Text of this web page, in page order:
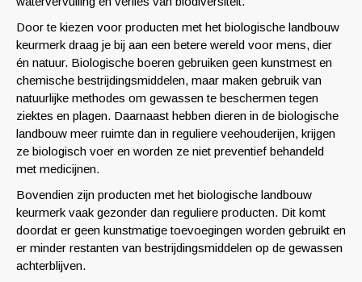
Door te kiezen voor producten met het biologische landbouw
keurmerk draag je bij aan een betere wereld voor mens, dier
én natuur. Biologische boeren gebruiken geen kunstmest en
chemische bestrijdingsmiddelen, maar maken gebruik van
natuurlijke methodes om gewassen te beschermen tegen
ziektes en plagen. Daarnaast hebben dieren in de biologische
landbouw meer ruimte dan in reguliere veehouderijen, krijgen
ze biologisch voer en worden ze niet preventief behandeld
met medicijnen.
Bovendien zijn producten met het biologische landbouw
keurmerk vaak gezonder dan reguliere producten. Dit komt
doordat er geen kunstmatige toevoegingen worden gebruikt en
er minder restanten van bestrijdingsmiddelen op de gewassen
achterblijven.